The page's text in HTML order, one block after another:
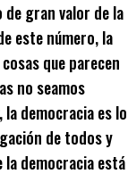
gran valor de la
este número, la
que parecen
no seamos
democracia es lo
de todos y
democracia está